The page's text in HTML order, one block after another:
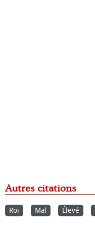
Autres citations
Roi Mal Élevé